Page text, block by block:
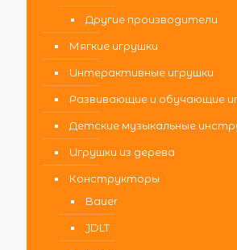
Другие производители
Мягкие игрушки
Интерактивные игрушки
Развивающие и обучающие
Детские музыкальные
Игрушки из дерева
Конструкторы
Bauer
JDLT